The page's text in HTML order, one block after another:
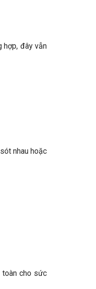
hợp, đây vẫn
nhau hoặc
toàn cho sức